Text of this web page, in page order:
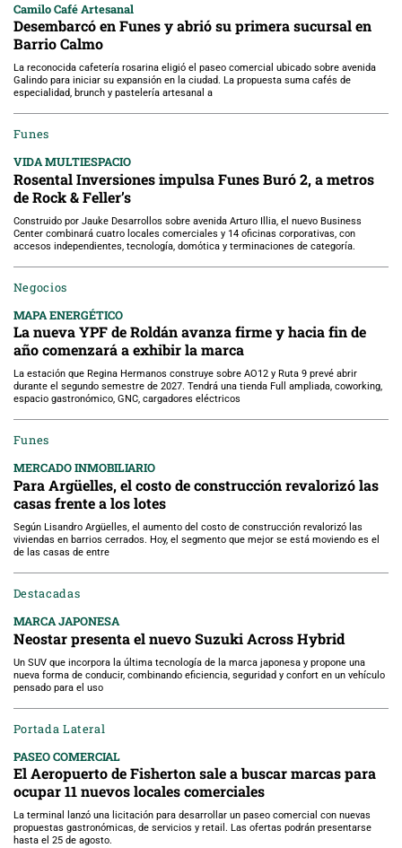
Camilo Café Artesanal
Desembarcó en Funes y abrió su primera sucursal en
Barrio Calmo
La reconocida cafetería rosarina eligió el paseo comercial ubicado sobre avenida
Galindo para iniciar su expansión en la ciudad. La propuesta suma cafés de
especialidad, brunch y pastelería artesanal a
Funes
VIDA MULTIESPACIO
Rosental Inversiones impulsa Funes Buró 2, a metros
de Rock & Feller’s
Construido por Jauke Desarrollos sobre avenida Arturo Illia, el nuevo Business
Center combinará cuatro locales comerciales y 14 oficinas corporativas, con
accesos independientes, tecnología, domótica y terminaciones de categoría.
Negocios
MAPA ENERGÉTICO
La nueva YPF de Roldán avanza firme y hacia fin de
año comenzará a exhibir la marca
La estación que Regina Hermanos construye sobre AO12 y Ruta 9 prevé abrir
durante el segundo semestre de 2027. Tendrá una tienda Full ampliada, coworking,
espacio gastronómico, GNC, cargadores eléctricos
Funes
MERCADO INMOBILIARIO
Para Argüelles, el costo de construcción revalorizó las
casas frente a los lotes
Según Lisandro Argüelles, el aumento del costo de construcción revalorizó las
viviendas en barrios cerrados. Hoy, el segmento que mejor se está moviendo es el
de las casas de entre
Destacadas
MARCA JAPONESA
Neostar presenta el nuevo Suzuki Across Hybrid
Un SUV que incorpora la última tecnología de la marca japonesa y propone una
nueva forma de conducir, combinando eficiencia, seguridad y confort en un vehículo
pensado para el uso
Portada Lateral
PASEO COMERCIAL
El Aeropuerto de Fisherton sale a buscar marcas para
ocupar 11 nuevos locales comerciales
La terminal lanzó una licitación para desarrollar un paseo comercial con nuevas
propuestas gastronómicas, de servicios y retail. Las ofertas podrán presentarse
hasta el 25 de agosto.